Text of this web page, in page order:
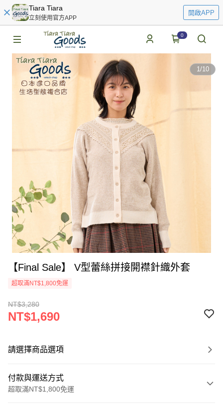
Tiara Tiara
立刻使用官方APP
開啟APP
0
1/10
【Final Sale】 V型蕾絲拼接開襟針織外套
超取滿NT$1,800免運
NT$3,280
NT$1,690
請選擇商品選項
付款與運送方式
超取滿NT$1,800免運